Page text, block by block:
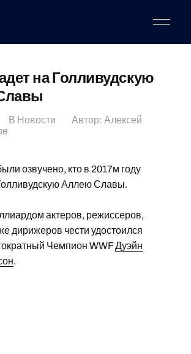
на Голливудскую
В Новости Автор: Алексей
озвучено, кто в 2017м году
Аллею Славы.
актеров, режиссеров,
дирижеров чести удостоился
Чемпион WWFДуэйн
.